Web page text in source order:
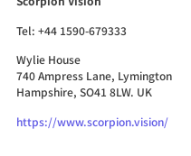
Tel: +44 1590-679333
Wylie House
740 Ampress Lane, Lymington
Hampshire, SO41 8LW. UK
https://www.scorpion.vision/